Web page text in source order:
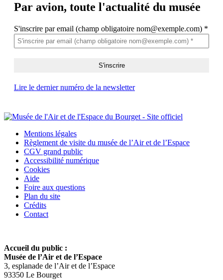
Par avion, toute l'actualité du musée
S'inscrire par email (champ obligatoire nom@exemple.com) *
Lire le dernier numéro de la newsletter
Mentions légales
Règlement de visite du musée de l’Air et de l’Espace
CGV grand public
Accessibilité numérique
Cookies
Aide
Foire aux questions
Plan du site
Crédits
Contact
Accueil du public :
Musée de l’Air et de l’Espace
3, esplanade de l’Air et de l’Espace
93350 Le Bourget